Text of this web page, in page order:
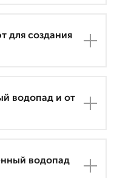
для создания
водопад и от
водопад